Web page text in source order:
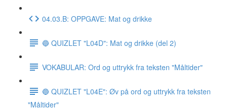
04.03.B: OPPGAVE: Mat og drikke
🔵 QUIZLET "L04D": Mat og drikke (del 2)
VOKABULAR: Ord og uttrykk fra teksten "Måltider"
🔵 QUIZLET "L04E": Øv på ord og uttrykk fra teksten
"Måltider"